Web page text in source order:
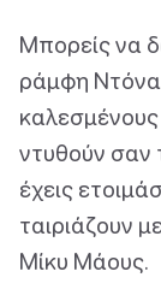
Μπορείς να
ράμφη
ντυθούν σαν
έχεις
ταιριάζουν
Μίκυ Μάους.